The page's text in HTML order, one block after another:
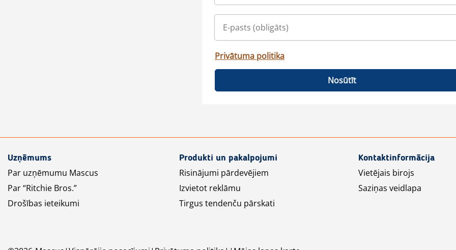
Privātuma politika
Nosūtīt
Uzņēmums
Par uzņēmumu Mascus
Par “Ritchie Bros.”
Drošības ieteikumi
Produkti un pakalpojumi
Risinājumi pārdevējiem
Izvietot reklāmu
Tirgus tendenču pārskati
Kontaktinformācija
Vietējais birojs
Saziņas veidlapa